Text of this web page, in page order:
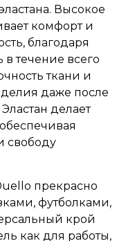
Высокое
комфорт и
благодаря
течение всего
ткани и
даже после
делает
свободу
прекрасно
футболками,
крой
как для работы,